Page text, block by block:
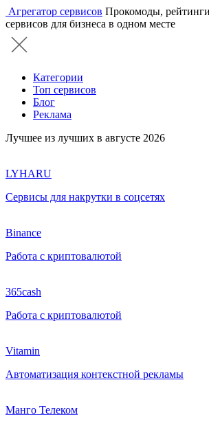
Агрегатор сервисов Прокомоды,
сервисов для бизнеса в одном месте
Категории
Топ сервисов
Блог
Реклама
Лучшее из лучших в августе 2026
LYHARU
Сервисы для накрутки в соцсетях
Binance
Работа с криптовалютой
365cash
Работа с криптовалютой
Vitamin
Автоматизация контекстной рекламы
Манго Телеком